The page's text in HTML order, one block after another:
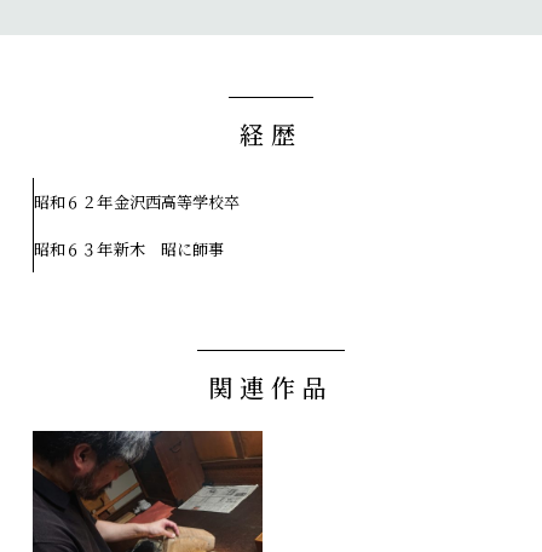
経歴
昭和６２年金沢西高等学校卒
昭和６３年新木 昭に師事
関連作品